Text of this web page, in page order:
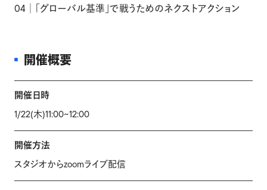
04│「グローバル基準」で戦うためのネクストアクション
開催概要
開催日時
1/22(木)11:00~12:00
開催方法
スタジオからzoomライブ配信